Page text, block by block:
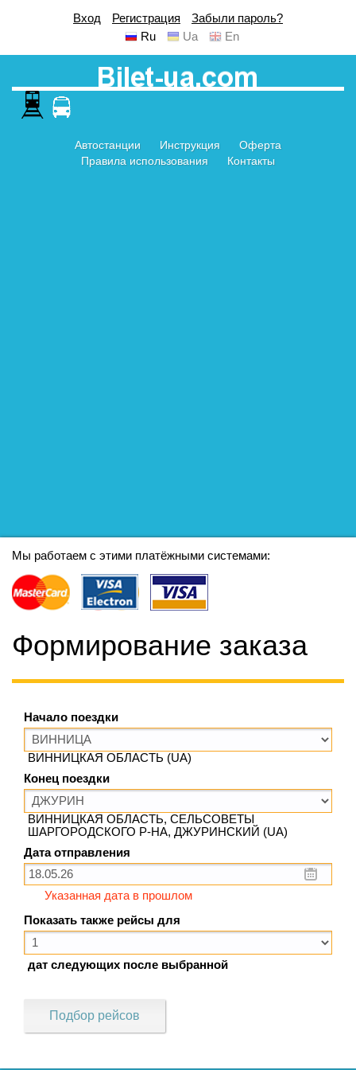
Вход Регистрация
Забыли пароль?
Ru
Ua En
Автостанции Инструкция
Оферта
Правила использования
Контакты
Мы работаем с этими платёжными системами:
Формирование заказа
Начало поездки
ВИННИЦКАЯ ОБЛАСТЬ (UA)
Конец поездки
ВИННИЦКАЯ ОБЛАСТЬ, СЕЛЬСОВЕТЫ
ШАРГОРОДСКОГО Р-НА, ДЖУРИНСКИЙ (UA)
Дата отправления
Указанная дата в прошлом
Показать также рейсы для
дат следующих после выбранной
Подбор рейсов